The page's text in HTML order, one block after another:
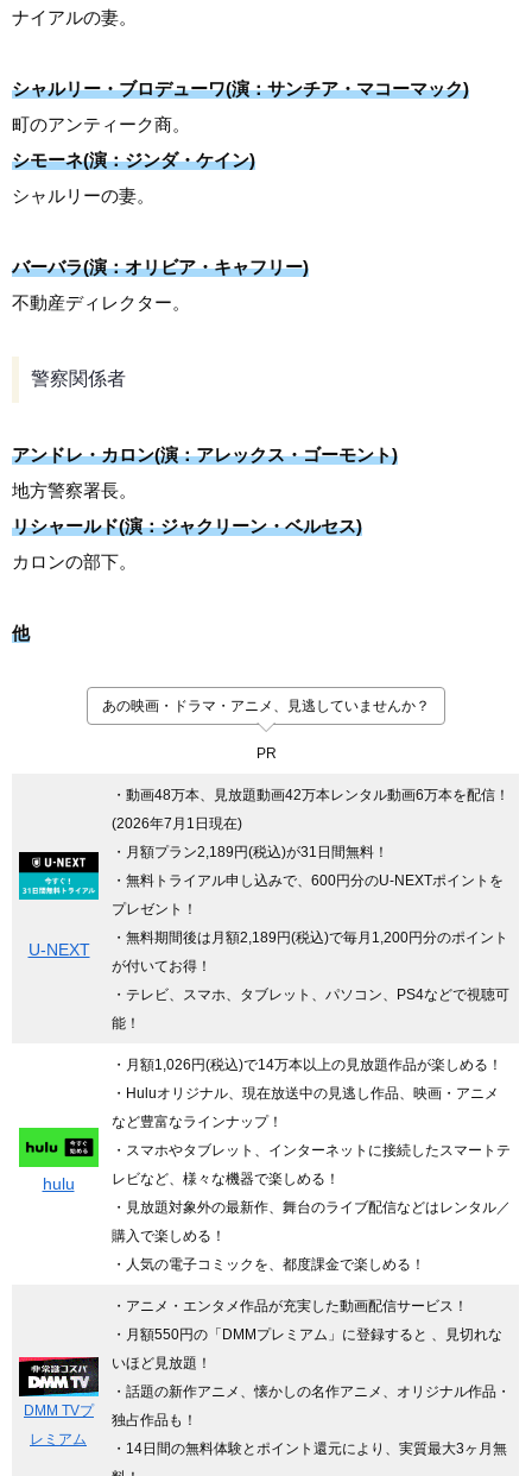
ナイアルの妻。
シャルリー・ブロデューワ(演：サンチア・マコーマック)
町のアンティーク商。
シモーネ(演：ジンダ・ケイン)
シャルリーの妻。
バーバラ(演：オリビア・キャフリー)
不動産ディレクター。
警察関係者
アンドレ・カロン(演：アレックス・ゴーモント)
地方警察署長。
リシャールド(演：ジャクリーン・ベルセス)
カロンの部下。
他
あの映画・ドラマ・アニメ、見逃していませんか？
PR
U-NEXT
・動画48万本、見放題動画42万本レンタル動画6万本を配信！
(2026年7月1日現在)
・月額プラン2,189円(税込)が31日間無料！
・無料トライアル申し込みで、600円分のU-NEXTポイントを
プレゼント！
・無料期間後は月額2,189円(税込)で毎月1,200円分のポイント
が付いてお得！
・テレビ、スマホ、タブレット、パソコン、PS4などで視聴可
能！
hulu
・月額1,026円(税込)で14万本以上の見放題作品が楽しめる！
・Huluオリジナル、現在放送中の見逃し作品、映画・アニメ
など豊富なラインナップ！
・スマホやタブレット、インターネットに接続したスマートテ
レビなど、様々な機器で楽しめる！
・見放題対象外の最新作、舞台のライブ配信などはレンタル／
購入で楽しめる！
・人気の電子コミックを、都度課金で楽しめる！
DMM TVプ
レミアム
・アニメ・エンタメ作品が充実した動画配信サービス！
・月額550円の「DMMプレミアム」に登録すると 、見切れな
いほど見放題！
・話題の新作アニメ、懐かしの名作アニメ、オリジナル作品・
独占作品も！
・14日間の無料体験とポイント還元により、実質最大3ヶ月無